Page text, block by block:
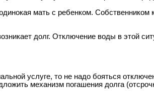
мать с ребенком.
долг. Отключение воды в этой
услуге, то не надо бояться
механизм погашения долга